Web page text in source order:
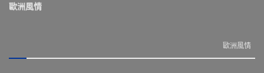
歐洲風情
歐洲風情